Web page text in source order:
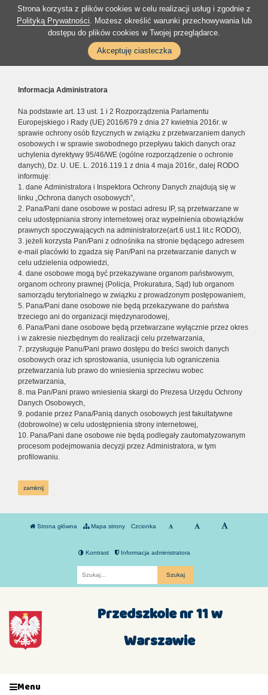
Strona korzysta z plików cookies w celu realizacji usług i zgodnie z
Polityką Prywatności. Możesz określić warunki przechowywania lub
dostępu do plików cookies w Twojej przeglądarce.
Akceptuję ciasteczka
Informacja Administratora
Na podstawie art. 13 ust. 1 i 2 Rozporządzenia Parlamentu
Europejskiego i Rady (UE) 2016/679 z dnia 27 kwietnia 2016r. w
sprawie ochrony osób fizycznych w związku z przetwarzaniem danych
osobowych i w sprawie swobodnego przepływu takich danych oraz
uchylenia dyrektywy 95/46/WE (ogólne rozporządzenie o ochronie
danych), Dz. U. UE. L. 2016.119.1 z dnia 4 maja 2016r., dalej RODO
informuję:
1. dane Administratora i Inspektora Ochrony Danych znajdują się w
linku „Ochrona danych osobowych”,
2. Pana/Pani dane osobowe w postaci adresu IP, są przetwarzane w
celu udostępniania strony internetowej oraz wypełnienia obowiązków
prawnych spoczywających na administratorze(art.6 ust.1 lit.c RODO),
3. jeżeli korzysta Pan/Pani z odnośnika na stronie będącego adresem
e-mail placówki to zgadza się Pan/Pani na przetwarzanie danych w
celu udzielenia odpowiedzi,
4. dane osobowe mogą być przekazywane organom państwowym,
organom ochrony prawnej (Policja, Prokuratura, Sąd) lub organom
samorządu terytorialnego w związku z prowadzonym postępowaniem,
5. Pana/Pani dane osobowe nie będą przekazywane do państwa
trzeciego ani do organizacji międzynarodowej,
6. Pana/Pani dane osobowe będą przetwarzane wyłącznie przez okres
i w zakresie niezbędnym do realizacji celu przetwarzania,
7. przysługuje Panu/Pani prawo dostępu do treści swoich danych
osobowych oraz ich sprostowania, usunięcia lub ograniczenia
przetwarzania lub prawo do wniesienia sprzeciwu wobec
przetwarzania,
8. ma Pan/Pani prawo wniesienia skargi do Prezesa Urzędu Ochrony
Danych Osobowych,
9. podanie przez Pana/Panią danych osobowych jest fakultatywne
(dobrowolne) w celu udostępnienia strony internetowej,
10. Pana/Pani dane osobowe nie będą podlegały zautomatyzowanym
procesom podejmowania decyzji przez Administratora, w tym
profilowaniu.
zamknij
Strona główna Mapa strony Czcionka
Kontrast Informacja administratora
Przedszkole nr 11 w
Warszawie
Menu